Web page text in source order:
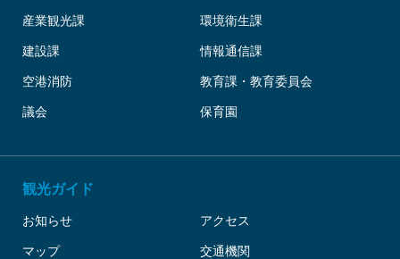
産業観光課 環境衛生課
建設課 情報通信課
空港消防 教育課・教育委員会
議会 保育園
観光ガイド
お知らせ アクセス
マップ 交通機関